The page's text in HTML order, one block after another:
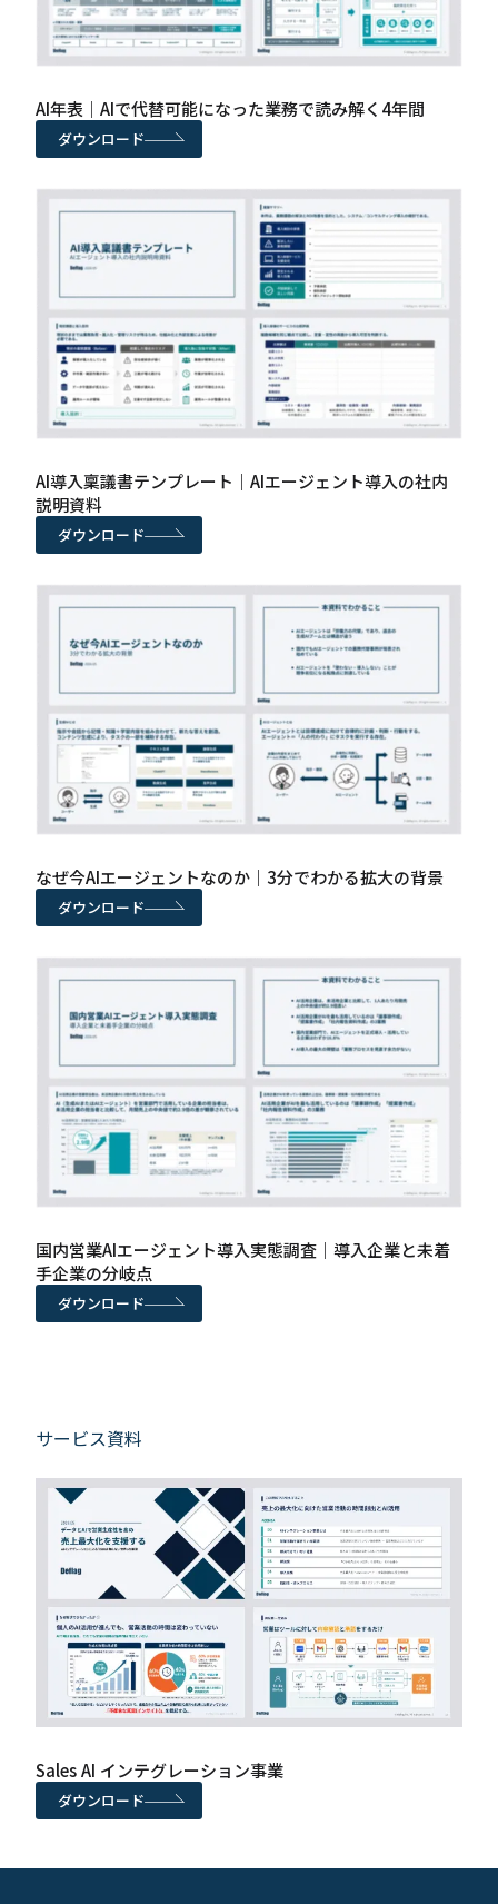
AI年表｜AIで代替可能になった業務で読み解く4年間
ダウンロード
AI導入稟議書テンプレート｜AIエージェント導入の社内
説明資料
ダウンロード
なぜ今AIエージェントなのか｜3分でわかる拡大の背景
ダウンロード
国内営業AIエージェント導入実態調査｜導入企業と未着
手企業の分岐点
ダウンロード
サービス資料
Sales AI インテグレーション事業
ダウンロード